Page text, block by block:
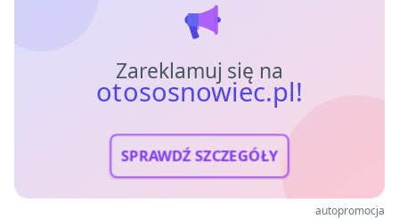
Zareklamuj się na
otososnowiec.pl!
SPRAWDŹ SZCZEGÓŁY
autopromocja